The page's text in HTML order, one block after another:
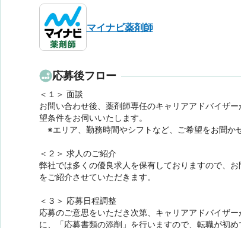
マイナビ薬剤師
応募後フロー
＜１＞ 面談
お問い合わせ後、薬剤師専任のキャリアアドバイザ
望条件をお伺いいたします。
※エリア、勤務時間やシフトなど、ご希望をお聞か
＜２＞ 求人のご紹介
弊社では多くの優良求人を保有しておりますので、
をご紹介させていただきます。
＜３＞ 応募日程調整
応募のご意思をいただき次第、キャリアアドバイザ
に、「応募書類の添削」を行いますので、転職が初め